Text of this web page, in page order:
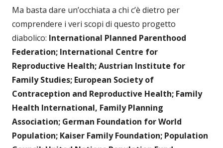
Ma basta dare un’occhiata a chi c’è dietro per
comprendere i veri scopi di questo progetto
diabolico: International Planned Parenthood
Federation; International Centre for
Reproductive Health; Austrian Institute for
Family Studies; European Society of
Contraception and Reproductive Health; Family
Health International, Family Planning
Association; German Foundation for World
Population; Kaiser Family Foundation; Population